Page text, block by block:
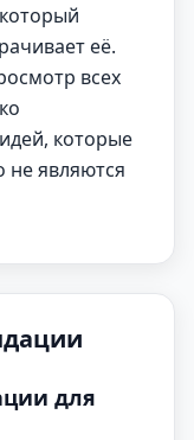
её.
всех
которые
не являются
для